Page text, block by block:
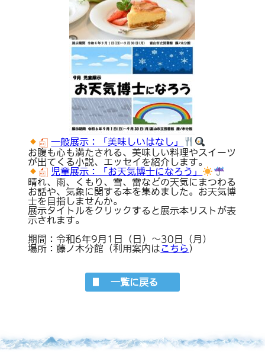
一般展示：「美味しいはなし」
お腹も心も満たされる、美味しい料理やスイーツ
が出てくる小説、エッセイを紹介します。
児童展示：「お天気博士になろう」
晴れ、雨、くもり、雪、雷などの天気にまつわる
お話や、気象に関する本を集めました。お天気博
士を目指しませんか。
展示タイトルをクリックすると展示本リストが表
示されます。
期間：令和6年9月1日（日）～30日（月）
場所：藤ノ木分館（利用案内はこちら）
一覧に戻る